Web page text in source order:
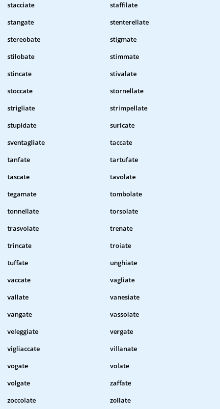
stacciate
staffilate
stangate
stenterellate
stereobate
stigmate
stilobate
stimmate
stincate
stivalate
stoccate
stornellate
strigliate
strimpellate
stupidate
suricate
sventagliate
taccate
tanfate
tartufate
tascate
tavolate
tegamate
tombolate
tonnellate
torsolate
trasvolate
trenate
trincate
troiate
tuffate
unghiate
vaccate
vagliate
vallate
vanesiate
vangate
vassoiate
veleggiate
vergate
vigliaccate
villanate
vogate
volate
volgate
zaffate
zoccolate
zollate